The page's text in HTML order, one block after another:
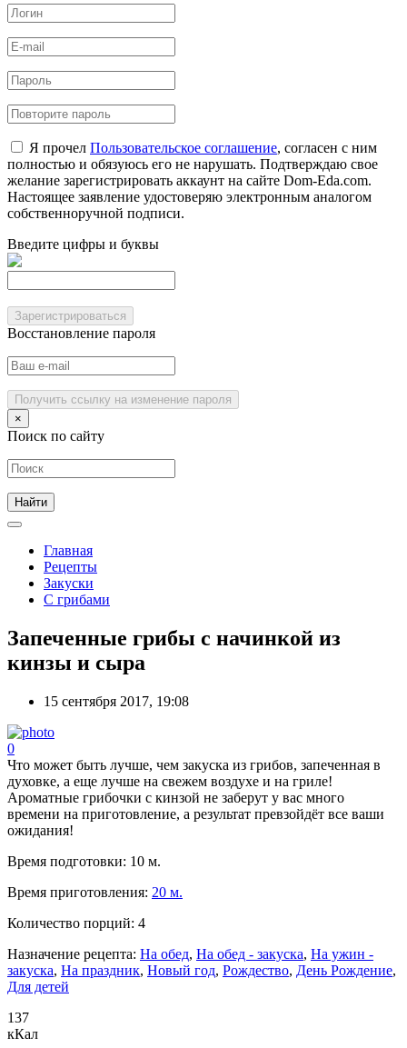
Я прочел Пользовательское соглашение, согласен с ним
полностью и обязуюсь его не нарушать. Подтверждаю свое
желание зарегистрировать аккаунт на сайте Dom-Eda.com.
Настоящее заявление удостоверяю электронным аналогом
собственноручной подписи.
Введите цифры и буквы
Зарегистрироваться
Восстановление пароля
Получить ссылку на изменение пароля
×
Поиск по сайту
Главная
Рецепты
Закуски
С грибами
Запеченные грибы с начинкой из
кинзы и сыра
15 сентября 2017, 19:08
0
Что может быть лучше, чем закуска из грибов, запеченная в
духовке, а еще лучше на свежем воздухе и на гриле!
Ароматные грибочки с кинзой не заберут у вас много
времени на приготовление, а результат превзойдёт все ваши
ожидания!
Время подготовки: 10 м.
Время приготовления: 20 м.
Количество порций: 4
Назначение рецепта: На обед, На обед - закуска, На ужин -
закуска, На праздник, Новый год, Рождество, День Рождение,
Для детей
137
кКал